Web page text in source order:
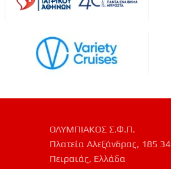
ΟΛΥΜΠΙΑΚΟΣ Σ.Φ.Π.
Πλατεία Αλεξάνδρας, 185 34
Πειραιάς, Ελλάδα